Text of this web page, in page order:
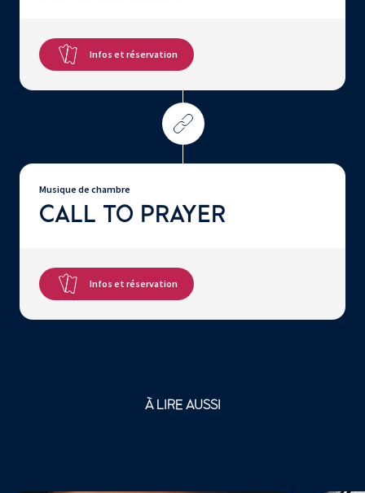
Infos et réservation
Musique de chambre
CALL TO PRAYER
Infos et réservation
À LIRE AUSSI